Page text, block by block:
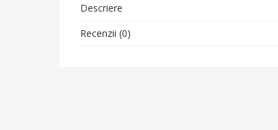
Descriere
Recenzii (0)